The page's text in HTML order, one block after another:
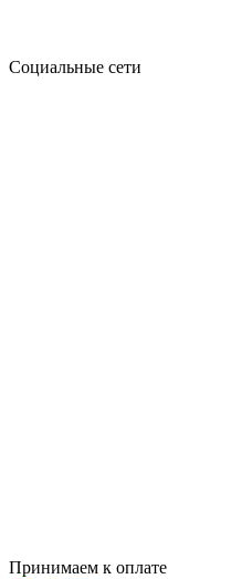
Социальные сети
Принимаем к оплате